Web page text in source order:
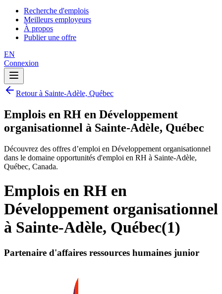
Recherche d'emplois
Meilleurs employeurs
À propos
Publier une offre
EN
Connexion
Retour à Sainte-Adèle, Québec
Emplois en RH en Développement
organisationnel à Sainte-Adèle, Québec
Découvrez des offres d’emploi en Développement organisationnel
dans le domaine opportunités d'emploi en RH à Sainte-Adèle,
Québec, Canada.
Emplois en RH en
Développement organisationnel
à Sainte-Adèle, Québec(1)
Partenaire d'affaires ressources humaines junior